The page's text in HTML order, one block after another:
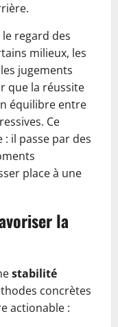
regard des
milieux, les
jugements
que la réussite
équilibre entre
Ce
: il passe par des
place à une
la
stabilité
concrètes
actionable :